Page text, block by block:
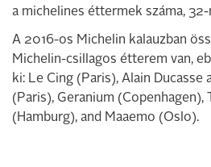
a michelines éttermek száma,
A 2016-os Michelin kalauzban
Michelin-csillagos étterem van,
ki: Le Cing (Paris), Alain Ducasse
(Paris), Geranium (Copenhagen),
(Hamburg), and Maaemo (Oslo).